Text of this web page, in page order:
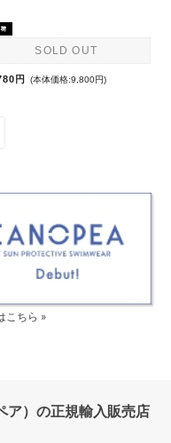
SOLD OUT
円 (本体価格:9,800円)
こちら »
ア）の正規輸入販売店